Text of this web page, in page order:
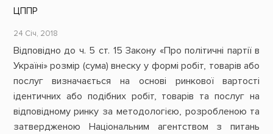
ЦППР
24 Січ, 2018
Відповідно до ч. 5 ст. 15 Закону «Про політичні партії в
Україні» розмір (сума) внеску у формі робіт, товарів або
послуг визначається на основі ринкової вартості
ідентичних або подібних робіт, товарів та послуг на
відповідному ринку за методологією, розробленою та
затвердженою Національним агентством з питань